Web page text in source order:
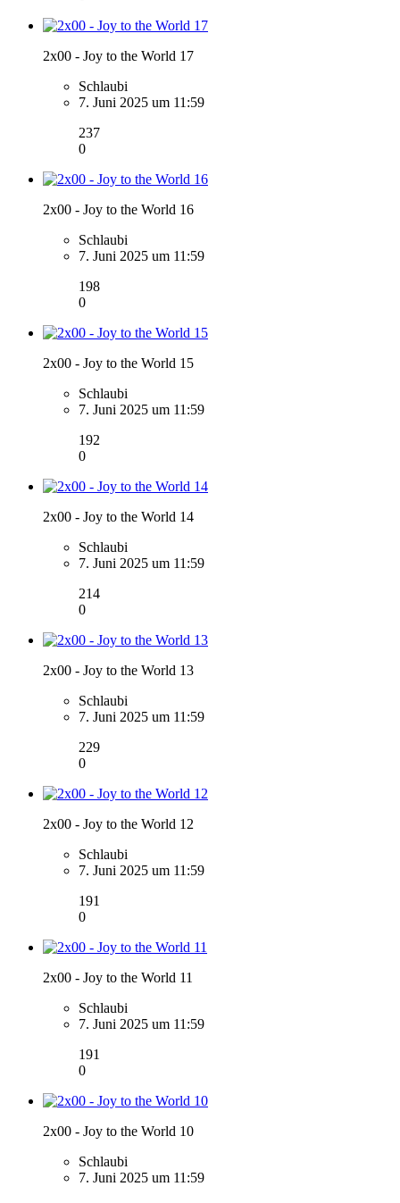
2x00 - Joy to the World 17
Schlaubi
7. Juni 2025 um 11:59
237
0
2x00 - Joy to the World 16
Schlaubi
7. Juni 2025 um 11:59
198
0
2x00 - Joy to the World 15
Schlaubi
7. Juni 2025 um 11:59
192
0
2x00 - Joy to the World 14
Schlaubi
7. Juni 2025 um 11:59
214
0
2x00 - Joy to the World 13
Schlaubi
7. Juni 2025 um 11:59
229
0
2x00 - Joy to the World 12
Schlaubi
7. Juni 2025 um 11:59
191
0
2x00 - Joy to the World 11
Schlaubi
7. Juni 2025 um 11:59
191
0
2x00 - Joy to the World 10
Schlaubi
7. Juni 2025 um 11:59